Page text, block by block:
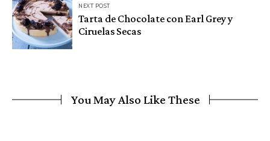
NEXT POST
Tarta de Chocolate con Earl Grey y
Ciruelas Secas
You May Also Like These